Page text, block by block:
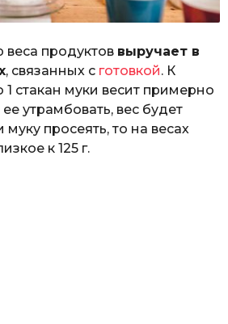
продуктов выручает в
, связанных с готовкой. К
1 стакан муки весит примерно
утрамбовать, вес будет
муку просеять, то на весах
к 125 г.